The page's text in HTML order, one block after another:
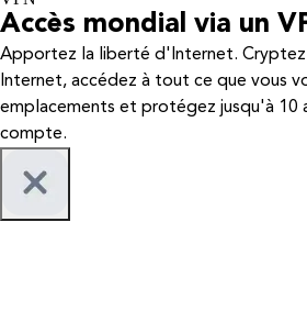
Accès mondial via un
Apportez la liberté d'Internet. Cryptez
Internet, accédez à tout ce que vous
emplacements et protégez jusqu'à 10
compte.